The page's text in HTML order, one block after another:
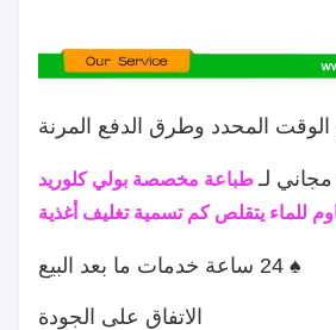
المحدد وطرق الدفع المرنة
لـ طباعة مخصصة بولي كلوريد
للماء يتقلص كم تسمية تغليف أغذية
♠ 24 ساعة خدمات ما بعد البيع
الاتفاق على الجودة